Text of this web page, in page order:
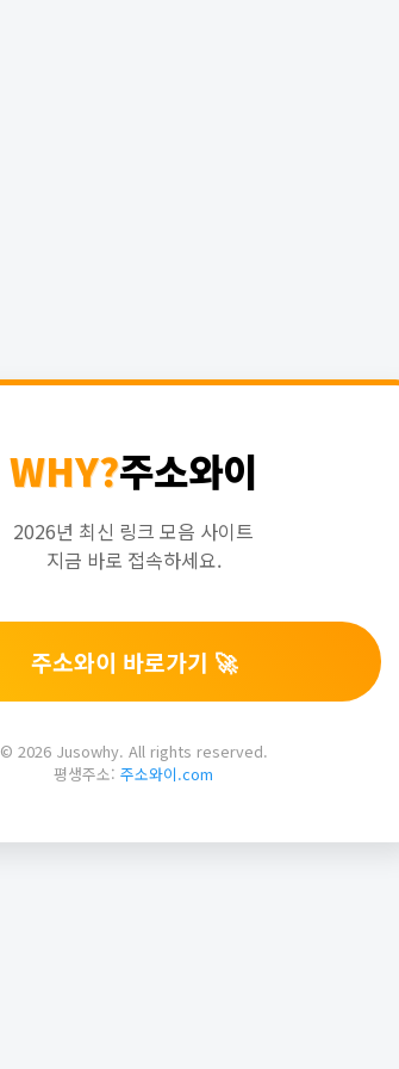
WHY?주소와이
2026년 최신 링크 모음 사이트
지금 바로 접속하세요.
주소와이 바로가기 🚀
© 2026 Jusowhy. All rights reserved.
평생주소: 주소와이.com